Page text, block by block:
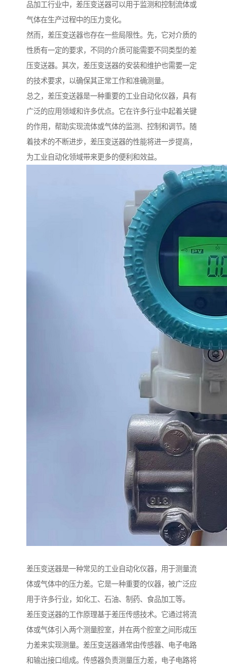
品加工行业中，差压变送器可以用于监测和控制流体或
气体在生产过程中的压力变化。
然而，差压变送器也存在一些局限性。先，它对介质的
性质有一定的要求，不同的介质可能需要不同类型的差
压变送器。其次，差压变送器的安装和维护也需要一定
的技术要求，以确保其正常工作和准确测量。
总之，差压变送器是一种重要的工业自动化仪器，具有
广泛的应用领域和许多优点。它在许多行业中起着关键
的作用，帮助实现流体或气体的监测、控制和调节。随
着技术的不断进步，差压变送器的性能将进一步提高，
为工业自动化领域带来更多的便利和效益。
差压变送器是一种常见的工业自动化仪器，用于测量流
体或气体中的压力差。它是一种重要的仪器，被广泛应
用于许多行业，如化工、石油、制药、食品加工等。
差压变送器的工作原理基于差压传感技术。它通过将流
体或气体引入两个测量腔室，并在两个腔室之间形成压
力差来实现测量。差压变送器通常由传感器、电子电路
和输出接口组成。传感器负责测量压力差，电子电路将